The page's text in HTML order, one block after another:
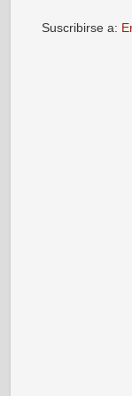
Suscribirse a: